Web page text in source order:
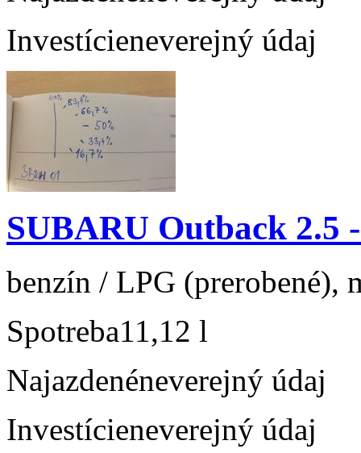
Investícieneverejný údaj
SUBARU Outback 2.5
benzín / LPG (prerobené),
Spotreba11,12 l
Najazdenéneverejný údaj
Investícieneverejný údaj